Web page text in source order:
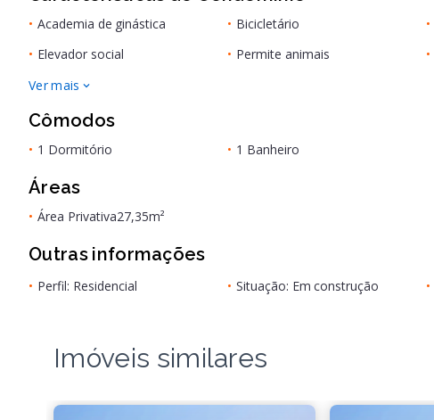
• Academia de ginástica • Bicicletário •
• Elevador social • Permite animais •
Ver mais
Cômodos
• 1 Dormitório • 1 Banheiro
Áreas
• Área Privativa27,35m²
Outras informações
• Perfil: Residencial • Situação: Em construção •
Imóveis similares